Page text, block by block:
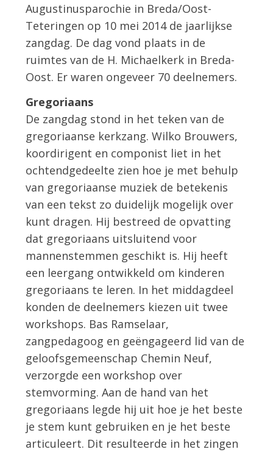
Augustinusparochie in Breda/Oost-
Teteringen op 10 mei 2014 de jaarlijkse
zangdag. De dag vond plaats in de
ruimtes van de H. Michaelkerk in Breda-
Oost. Er waren ongeveer 70 deelnemers.
Gregoriaans
De zangdag stond in het teken van de
gregoriaanse kerkzang. Wilko Brouwers,
koordirigent en componist liet in het
ochtendgedeelte zien hoe je met behulp
van gregoriaanse muziek de betekenis
van een tekst zo duidelijk mogelijk over
kunt dragen. Hij bestreed de opvatting
dat gregoriaans uitsluitend voor
mannenstemmen geschikt is. Hij heeft
een leergang ontwikkeld om kinderen
gregoriaans te leren. In het middagdeel
konden de deelnemers kiezen uit twee
workshops. Bas Ramselaar,
zangpedagoog en geëngageerd lid van de
geloofsgemeenschap Chemin Neuf,
verzorgde een workshop over
stemvorming. Aan de hand van het
gregoriaans legde hij uit hoe je het beste
je stem kunt gebruiken en je het beste
articuleert. Dit resulteerde in het zingen